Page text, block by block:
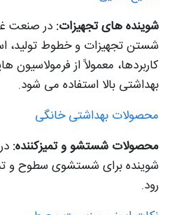
شوینده های تجهیزات: در صنعت
شستن تجهیزات و خطوط تولید،
کاربردها، معمولاً از فرمولاسیون
بهداشتی بالا استفاده می شود.
محصولات بهداشتی خانگی
محصولات شستشو و تمیزکننده:
شوینده برای شستشوی سطوح و
رود.